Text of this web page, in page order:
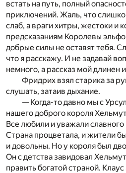
встать на путь, полный
приключений. Жаль, что
слаб, а враги хитры, жестоки и
предсказаниям Королевы
добрые силы не оставят тебя.
что я расскажу. И не задавай
немного, а рассказ мой длинен
Фридрих взял старика за
слушать, затаив дыхание.
— Когда-то давно мы с
нашего доброго короля
Все любили и уважали славного
Страна процветала, и жители
и довольны. Но у короля был
Он с детства завидовал
править богатой страной.